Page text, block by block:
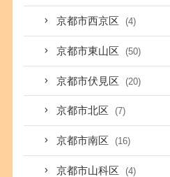
京都市西京区 (4)
京都市東山区 (50)
京都市伏見区 (20)
京都市北区 (7)
京都市南区 (16)
京都市山科区 (4)